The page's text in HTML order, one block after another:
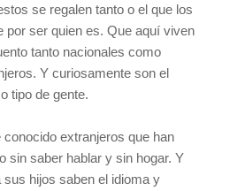
se regalen tanto o el que los
por ser quien es. Que aquí viven
tanto nacionales como
Y curiosamente son el
tipo de gente.
conocido extranjeros que han
sin saber hablar y sin hogar. Y
sus hijos saben el idioma y